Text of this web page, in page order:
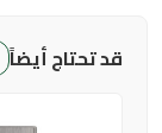
قد تحتاج أيضاً